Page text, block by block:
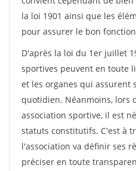
la loi 1901 ainsi que les
pour assurer le bon
D'après la loi du 1er juillet
sportives peuvent en toute
et les organes qui assurent
quotidien. Néanmoins, lors
association sportive, il est
statuts constitutifs. C'est à
l'association va définir ses
préciser en toute